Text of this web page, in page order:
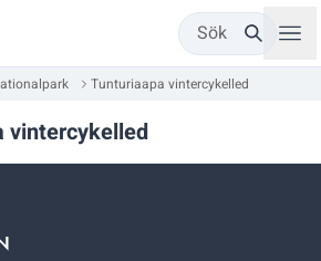
Sök
Tunturiaapa vintercykelled
vintercykelled